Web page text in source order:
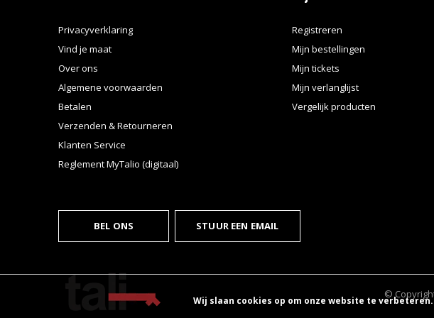
Privacyverklaring
Vind je maat
Over ons
Algemene voorwaarden
Betalen
Verzenden & Retourneren
Klanten Service
Reglement MyTalio (digitaal)
Registreren
Mijn bestellingen
Mijn tickets
Mijn verlanglijst
Vergelijk producten
BEL ONS STUUR EEN EMAIL
©
Wij slaan cookies op om onze website te